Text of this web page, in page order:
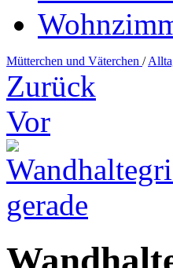
Mütterchen und Väterchen /
Zurück
Vor